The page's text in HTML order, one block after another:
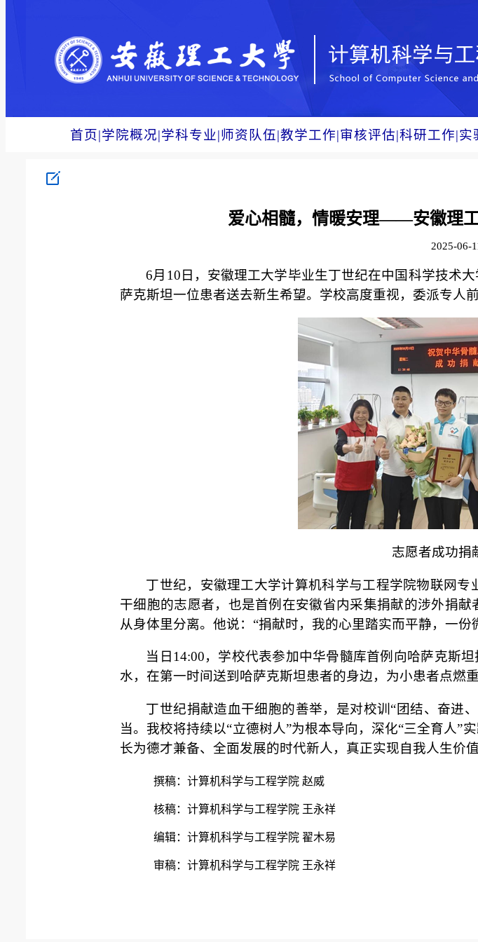
首页|学院概况|学科专业|师资队伍|教学工作|审核评估|科研工作|实
爱心相髓，情暖安理——安徽理
2025-06-
6月10日，安徽理工大学毕业生丁世纪在中国科学技术
萨克斯坦一位患者送去新生希望。学校高度重视，委派专人
志愿者成功捐
丁世纪，安徽理工大学计算机科学与工程学院物联网
干细胞的志愿者，也是首例在安徽省内采集捐献的涉外捐
从身体里分离。他说：“捐献时，我的心里踏实而平静，一
当日14:00，学校代表参加中华骨髓库首例向哈萨克斯
水，在第一时间送到哈萨克斯坦患者的身边，为小患者点燃重
丁世纪捐献造血干细胞的善举，是对校训“团结、奋进
当。我校将持续以“立德树人”为根本导向，深化“三全育人”
长为德才兼备、全面发展的时代新人，真正实现自我人生价值
撰稿：计算机科学与工程学院 赵威
核稿：计算机科学与工程学院 王永祥
编辑：计算机科学与工程学院 翟木易
审稿：计算机科学与工程学院 王永祥